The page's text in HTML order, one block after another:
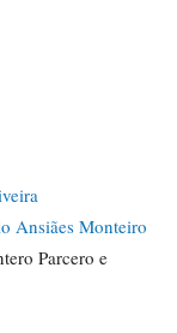
Ansiães Monteiro
Parcero e